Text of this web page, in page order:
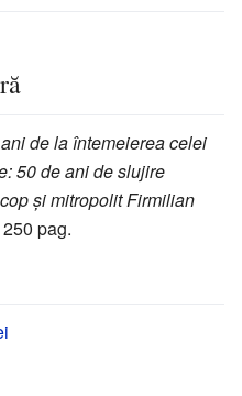
de la întemeierea celei
50 de ani de slujire
și mitropolit Firmilian
pag.